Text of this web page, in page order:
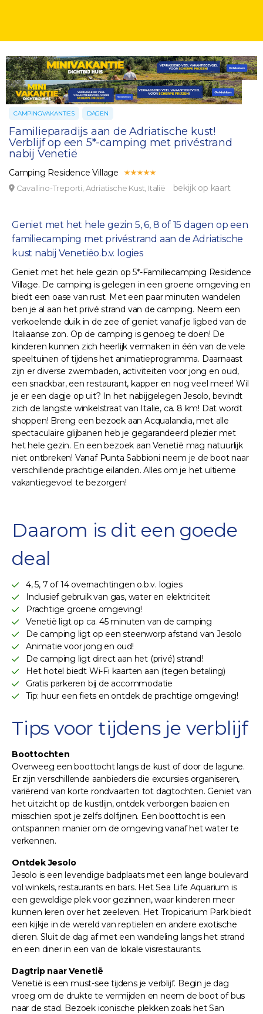
CAMPINGVAKANTIES DAGEN
Familieparadijs aan de Adriatische kust!
Verblijf op een 5*-camping met privéstrand
nabij Venetië
Camping Residence Village
Cavallino-Treporti, Adriatische Kust, Italië bekijk op kaart
Geniet met het hele gezin 5, 6, 8 of 15 dagen op een
familiecamping met privéstrand aan de Adriatische
kust nabij Venetiëo.b.v. logies
Geniet met het hele gezin op 5*-Familiecamping Residence
Village. De camping is gelegen in een groene omgeving en
biedt een oase van rust. Met een paar minuten wandelen
ben je al aan het privé strand van de camping. Neem een
verkoelende duik in de zee of geniet vanaf je ligbed van de
Italiaanse zon. Op de camping is genoeg te doen! De
kinderen kunnen zich heerlijk vermaken in één van de vele
speeltuinen of tijdens het animatieprogramma. Daarnaast
zijn er diverse zwembaden, activiteiten voor jong en oud,
een snackbar, een restaurant, kapper en nog veel meer! Wil
je er een dagje op uit? In het nabijgelegen Jesolo, bevindt
zich de langste winkelstraat van Italie, ca. 8 km! Dat wordt
shoppen! Breng een bezoek aan Acqualandia, met alle
spectaculaire glijbanen heb je gegarandeerd plezier met
het hele gezin. En een bezoek aan Venetië mag natuurlijk
niet ontbreken! Vanaf Punta Sabbioni neem je de boot naar
verschillende prachtige eilanden. Alles om je het ultieme
vakantiegevoel te bezorgen!
Daarom is dit een goede
deal
4, 5, 7 of 14 overnachtingen o.b.v. logies
Inclusief gebruik van gas, water en elektriciteit
Prachtige groene omgeving!
Venetië ligt op ca. 45 minuten van de camping
De camping ligt op een steenworp afstand van Jesolo
Animatie voor jong en oud!
De camping ligt direct aan het (privé) strand!
Het hotel biedt Wi-Fi kaarten aan (tegen betaling)
Gratis parkeren bij de accommodatie
Tip: huur een fiets en ontdek de prachtige omgeving!
Tips voor tijdens je verblijf
Boottochten
Overweeg een boottocht langs de kust of door de lagune.
Er zijn verschillende aanbieders die excursies organiseren,
variërend van korte rondvaarten tot dagtochten. Geniet van
het uitzicht op de kustlijn, ontdek verborgen baaien en
misschien spot je zelfs dolfijnen. Een boottocht is een
ontspannen manier om de omgeving vanaf het water te
verkennen.
Ontdek Jesolo
Jesolo is een levendige badplaats met een lange boulevard
vol winkels, restaurants en bars. Het Sea Life Aquarium is
een geweldige plek voor gezinnen, waar kinderen meer
kunnen leren over het zeeleven. Het Tropicarium Park biedt
een kijkje in de wereld van reptielen en andere exotische
dieren. Sluit de dag af met een wandeling langs het strand
en een diner in een van de lokale visrestaurants.
Dagtrip naar Venetië
Venetië is een must-see tijdens je verblijf. Begin je dag
vroeg om de drukte te vermijden en neem de boot of bus
naar de stad. Bezoek iconische plekken zoals het San